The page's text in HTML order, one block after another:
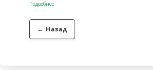
Подробнее
← Назад